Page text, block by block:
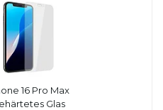
16 Pro Max
Glas